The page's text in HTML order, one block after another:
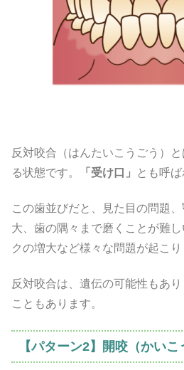
反対咬合（はんたいこうごう）
る状態です。
「受け口」 とも呼
この歯並びだと、見た目の問題
大、歯の隅々まで磨くことが難
クの増大など様々な問題が起こり
反対咬合は、遺伝の可能性もあ
こともあります。
【パターン2】開咬（かいこ